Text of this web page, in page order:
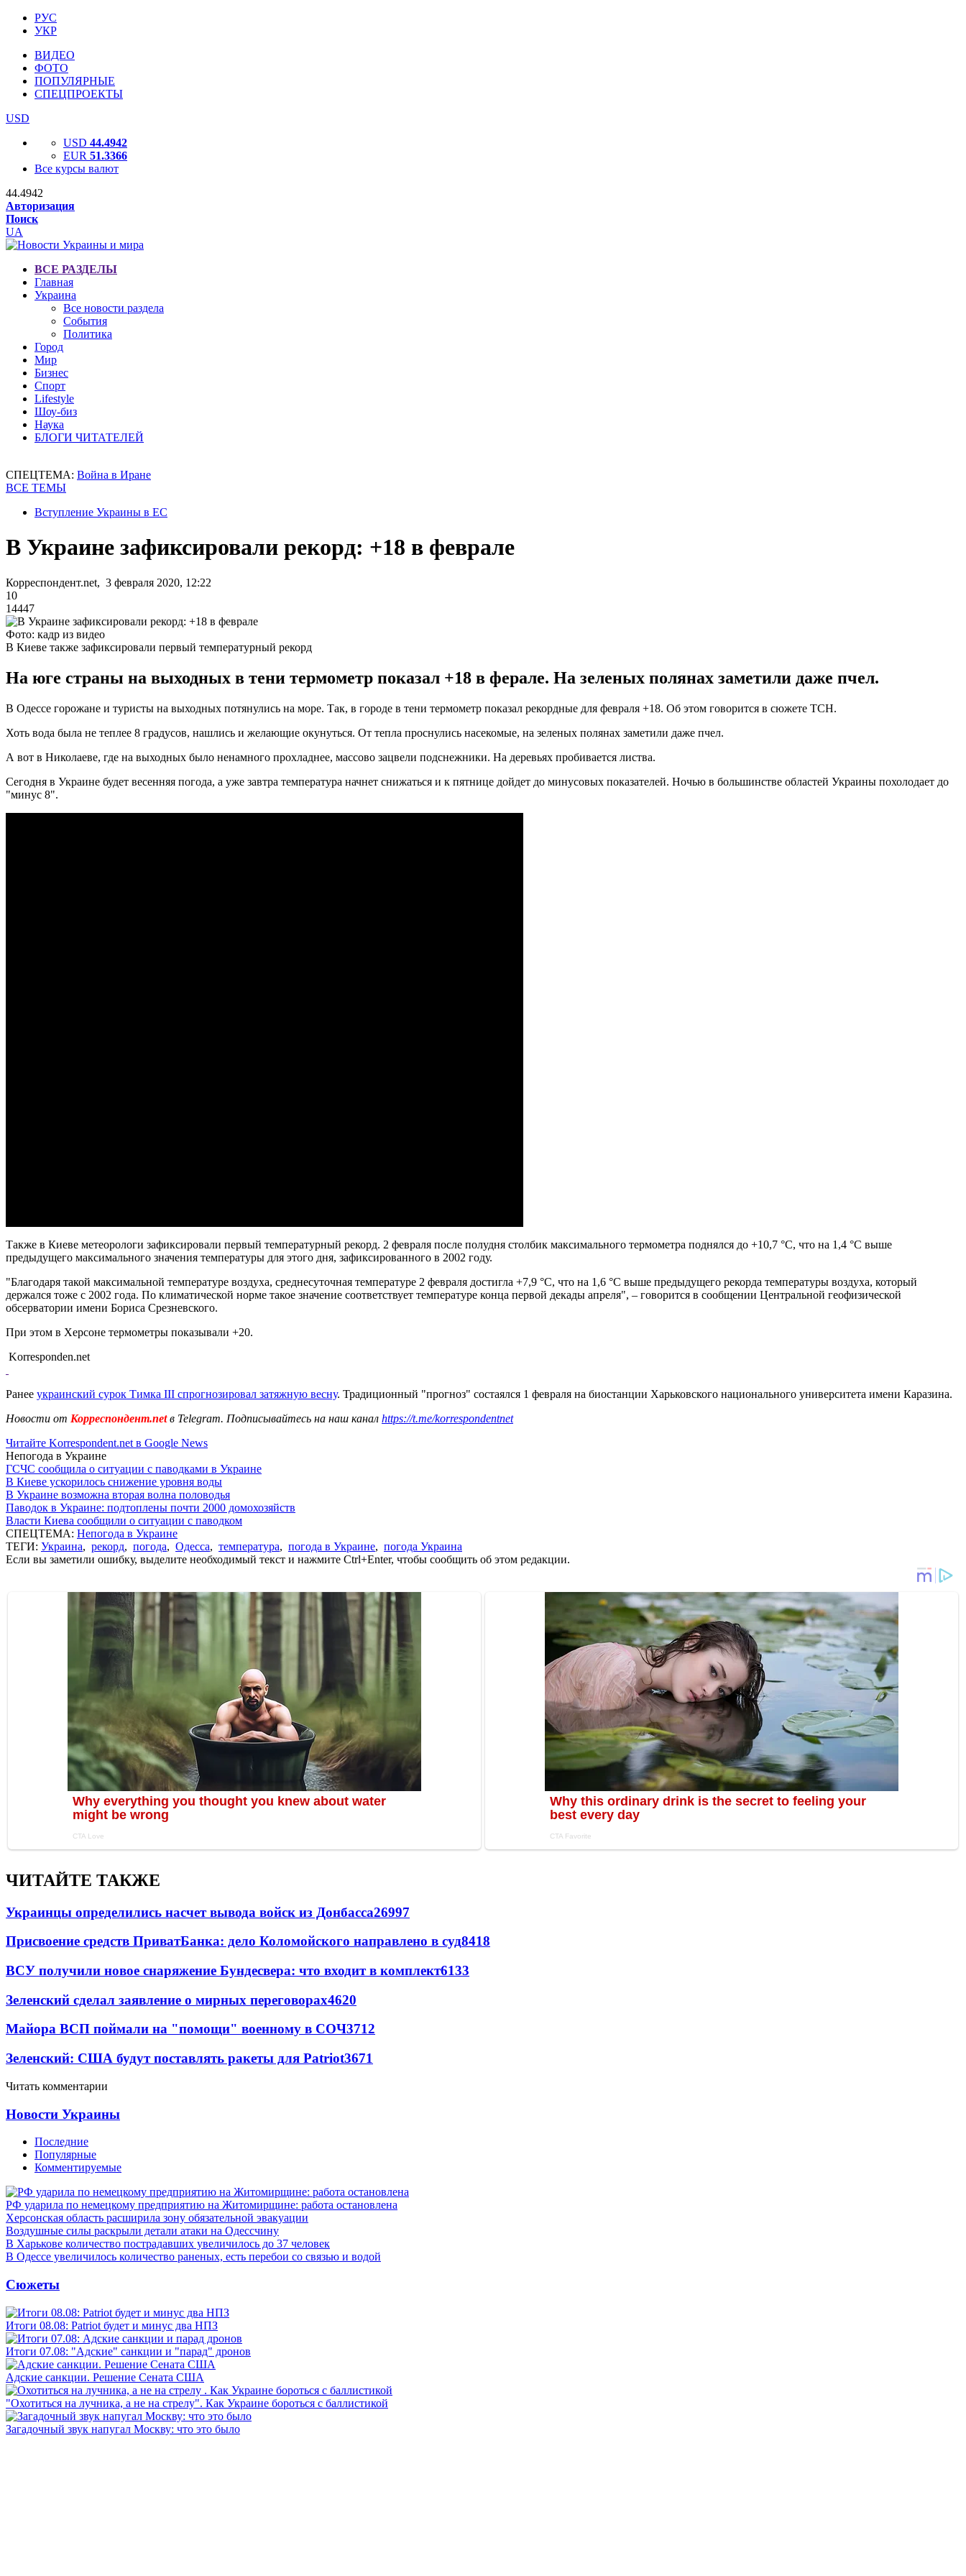
РУС
УКР
ВИДЕО
ФОТО
ПОПУЛЯРНЫЕ
СПЕЦПРОЕКТЫ
USD
USD 44.4942
EUR 51.3366
Все курсы валют
44.4942
Авторизация
Поиск
UA
ВСЕ РАЗДЕЛЫ
Главная
Украина
Все новости раздела
События
Политика
Город
Мир
Бизнес
Спорт
Lifestyle
Шоу-биз
Наука
БЛОГИ ЧИТАТЕЛЕЙ
СПЕЦТЕМА: Война в Иране
ВСЕ ТЕМЫ
Вступление Украины в ЕС
В Украине зафиксировали рекорд: +18 в феврале
Корреспондент.net, 3 февраля 2020, 12:22
10
14447
Фото: кадр из видео
В Киеве также зафиксировали первый температурный рекорд
На юге страны на выходных в тени термометр показал +18 в ферале. На зеленых полянах заметили даже пчел.
В Одессе горожане и туристы на выходных потянулись на море. Так, в городе в тени термометр показал рекордные для февраля +18. Об этом говорится в сюжете ТСН.
Хоть вода была не теплее 8 градусов, нашлись и желающие окунуться. От тепла проснулись насекомые, на зеленых полянах заметили даже пчел.
А вот в Николаеве, где на выходных было ненамного прохладнее, массово зацвели подснежники. На деревьях пробивается листва.
Сегодня в Украине будет весенняя погода, а уже завтра температура начнет снижаться и к пятнице дойдет до минусовых показателей. Ночью в большинстве областей Украины похолодает до
"минус 8".
Также в Киеве метеорологи зафиксировали первый температурный рекорд. 2 февраля после полудня столбик максимального термометра поднялся до +10,7 °С, что на 1,4 °С выше
предыдущего максимального значения температуры для этого дня, зафиксированного в 2002 году.
"Благодаря такой максимальной температуре воздуха, среднесуточная температуре 2 февраля достигла +7,9 °С, что на 1,6 °С выше предыдущего рекорда температуры воздуха, который
держался тоже с 2002 года. По климатической норме такое значение соответствует температуре конца первой декады апреля", – говорится в сообщении Центральной геофизической
обсерватории имени Бориса Срезневского.
При этом в Херсоне термометры показывали +20.
Korresponden.net
Ранее украинский сурок Тимка III спрогнозировал затяжную весну. Традиционный "прогноз" состаялся 1 февраля на биостанции Харьковского национального университета имени Каразина.
Новости от Корреспондент.netв Telegram. Подписывайтесь на наш канал https://t.me/korrespondentnet
Читайте Korrespondent.net в Google News
Непогода в Украине
ГСЧС сообщила о ситуации с паводками в Украине
В Киеве ускорилось снижение уровня воды
В Украине возможна вторая волна половодья
Паводок в Украине: подтоплены почти 2000 домохозяйств
Власти Киева сообщили о ситуации с паводком
СПЕЦТЕМА: Непогода в Украине
ТЕГИ: Украина, рекорд, погода, Одесса, температура, погода в Украине, погода Украина
Если вы заметили ошибку, выделите необходимый текст и нажмите Ctrl+Enter, чтобы сообщить об этом редакции.
ЧИТАЙТЕ ТАКЖЕ
Украинцы определились насчет вывода войск из Донбасса26997
Присвоение средств ПриватБанка: дело Коломойского направлено в суд8418
ВСУ получили новое снаряжение Бундесвера: что входит в комплект6133
Зеленский сделал заявление о мирных переговорах4620
Майора ВСП поймали на "помощи" военному в СОЧ3712
Зеленский: США будут поставлять ракеты для Patriot3671
Читать комментарии
Новости Украины
Последние
Популярные
Комментируемые
РФ ударила по немецкому предприятию на Житомирщине: работа остановлена
Херсонская область расширила зону обязательной эвакуации
Воздушные силы раскрыли детали атаки на Одессчину
В Харькове количество пострадавших увеличилось до 37 человек
В Одессе увеличилось количество раненых, есть перебои со связью и водой
Сюжеты
Итоги 08.08: Patriot будет и минус два НПЗ
Итоги 07.08: "Адские" санкции и "парад" дронов
Адские санкции. Решение Сената США
"Охотиться на лучника, а не на стрелу". Как Украине бороться с баллистикой
Загадочный звук напугал Москву: что это было